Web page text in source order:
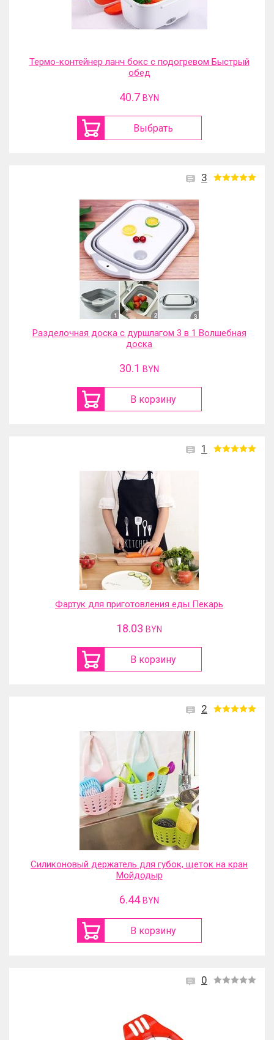
Термо-контейнер ланч бокс с подогревом Быстрый
обед
40.7 BYN
Выбрать
3
Разделочная доска с дуршлагом 3 в 1 Волшебная
доска
30.1 BYN
В корзину
1
Фартук для приготовления еды Пекарь
18.03 BYN
В корзину
2
Силиконовый держатель для губок, щеток на кран
Мойдодыр
6.44 BYN
В корзину
0